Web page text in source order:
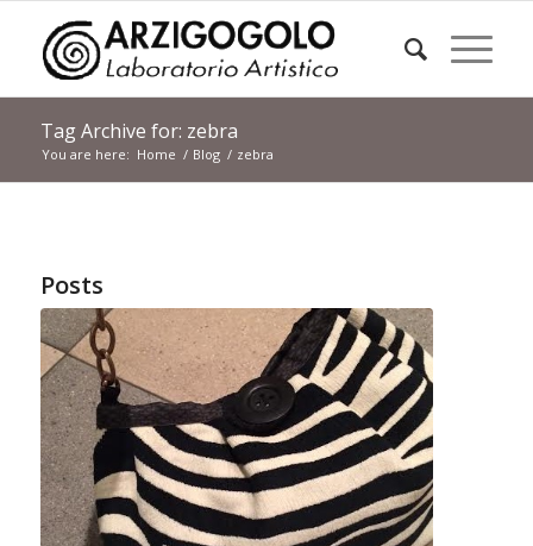
Tag Archive for: zebra
You are here: Home / Blog / zebra
Posts